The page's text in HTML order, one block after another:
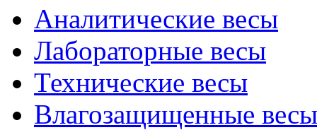
Аналитические весы
Лабораторные весы
Технические весы
Влагозащищенные весы